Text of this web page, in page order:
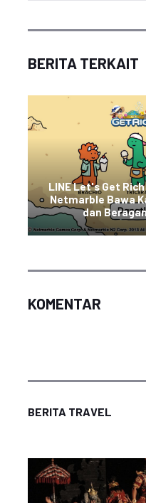
BERITA TERKAIT
LINE Let's Get Rich
Netmarble Bawa
dan
KOMENTAR
BERITA TRAVEL